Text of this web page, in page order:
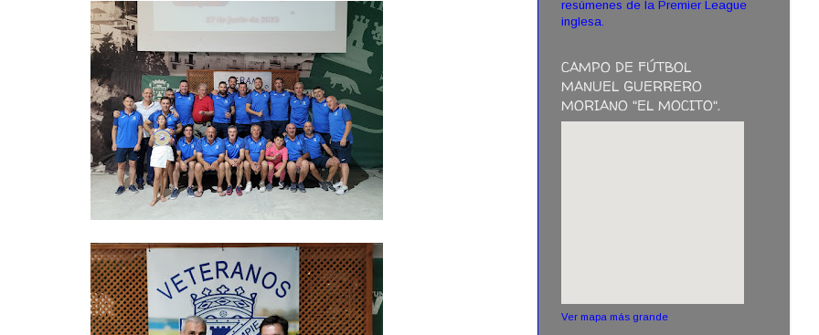
resúmenes de la Premier League
inglesa.
CAMPO DE FÚTBOL
MANUEL GUERRERO
MORIANO "EL MOCITO".
Ver mapa más grande